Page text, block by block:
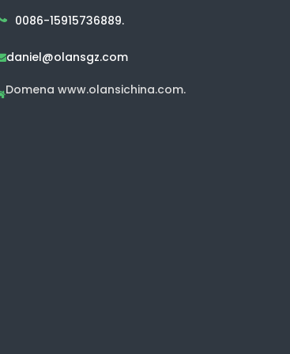
0086-15915736889.
daniel@olansgz.com
Domena www.olansichina.com.